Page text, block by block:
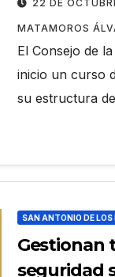
22 DE
MATAMOROS
El Consejo de
inicio un curso
su estructura
SAN ANTONIO DE LOS
Gestionan
seguridad